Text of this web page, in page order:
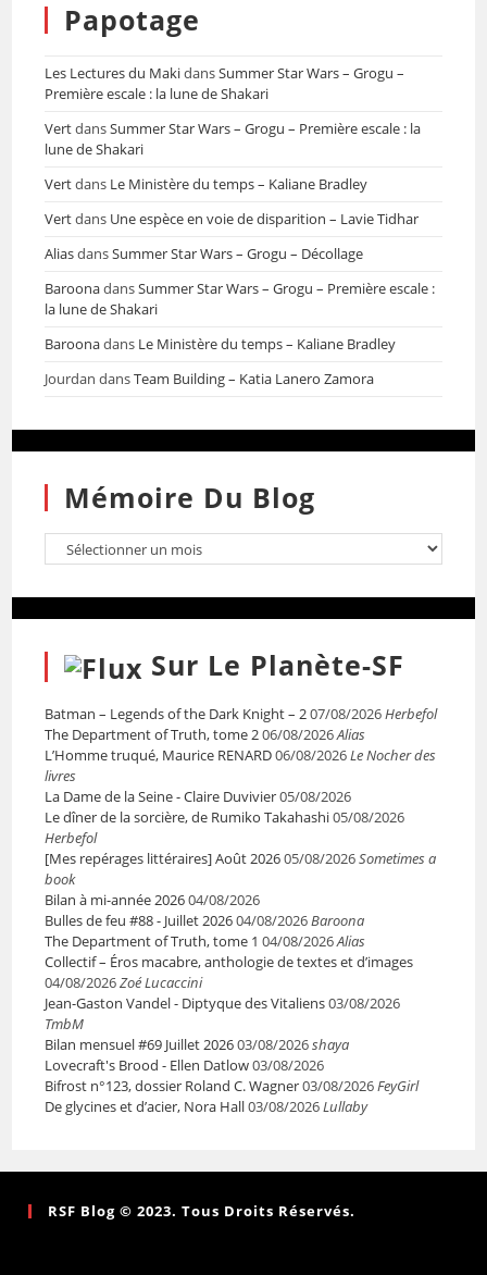
Papotage
Les Lectures du MakidansSummer Star Wars – Grogu –
Première escale : la lune de Shakari
VertdansSummer Star Wars – Grogu – Première escale : la
lune de Shakari
Vertdans Le Ministère du temps – Kaliane Bradley
Vertdans Une espèce en voie de disparition – Lavie Tidhar
AliasdansSummer Star Wars – Grogu – Décollage
BaroonadansSummer Star Wars – Grogu – Première escale :
la lune de Shakari
Baroonadans Le Ministère du temps – Kaliane Bradley
Jourdan dansTeam Building – Katia Lanero Zamora
Mémoire Du Blog
Sur Le Planète-SF
Batman – Legends of the Dark Knight – 207/08/2026Herbefol
The Department of Truth, tome 206/08/2026Alias
L’Homme truqué, Maurice RENARD06/08/2026Le Nocher des
livres
La Dame de la Seine - Claire Duvivier05/08/2026
Le dîner de la sorcière, de Rumiko Takahashi05/08/2026
Herbefol
[Mes repérages littéraires] Août 202605/08/2026Sometimes a
book
Bilan à mi-année 202604/08/2026
Bulles de feu #88 - Juillet 202604/08/2026Baroona
The Department of Truth, tome 1 04/08/2026Alias
Collectif – Éros macabre, anthologie de textes et d’images
04/08/2026Zoé Lucaccini
Jean-Gaston Vandel - Diptyque des Vitaliens03/08/2026
TmbM
Bilan mensuel #69 Juillet 202603/08/2026shaya
Lovecraft's Brood - Ellen Datlow03/08/2026
Bifrost n°123, dossier Roland C. Wagner03/08/2026FeyGirl
De glycines et d’acier, Nora Hall03/08/2026Lullaby
RSF Blog © 2023. Tous Droits Réservés.